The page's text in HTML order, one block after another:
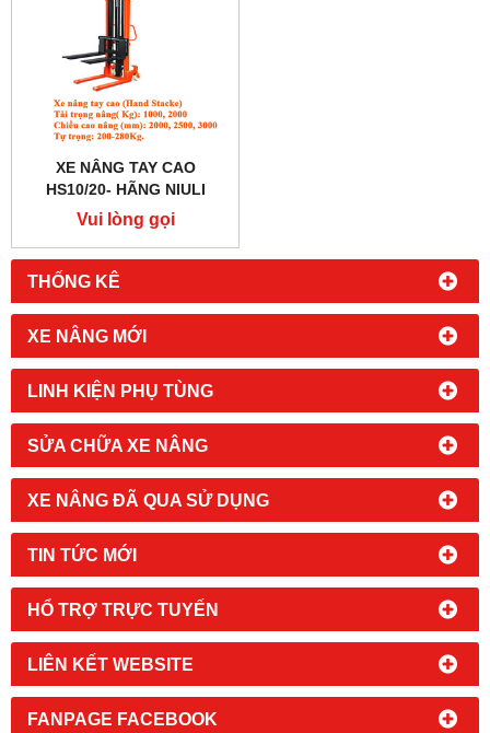
THỐNG KÊ
XE NÂNG MỚI
LINH KIỆN PHỤ TÙNG
SỬA CHỮA XE NÂNG
XE NÂNG ĐÃ QUA SỬ DỤNG
TIN TỨC MỚI
HỔ TRỢ TRỰC TUYẾN
LIÊN KẾT WEBSITE
FANPAGE FACEBOOK
XE NÂNG TAY CAO
HS10/20- HÃNG NIULI
Vui lòng gọi